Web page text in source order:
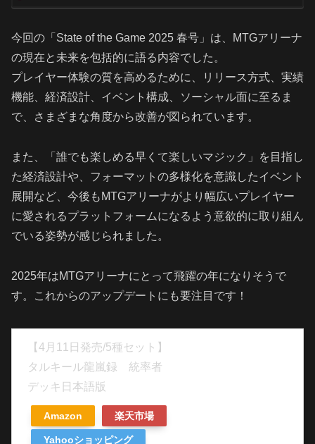
今回の「State of the Game 2025 春号」は、MTGアリーナ
の現在と未来を包括的に語る内容でした。
プレイヤー体験の質を高めるために、リリース方式、実績
機能、経済設計、イベント構成、ソーシャル面に至るま
で、さまざまな角度から改善が図られています。
また、「誰でも楽しめる早くて楽しいマジック」を目指し
た経済設計や、フォーマットの多様化を意識したイベント
展開など、今後もMTGアリーナがより幅広いプレイヤー
に愛されるプラットフォームになるよう意欲的に取り組ん
でいる姿勢が感じられました。
2025年はMTGアリーナにとって飛躍の年になりそうで
す。これからのアップデートにも要注目です！
【4月11日発売/5種セット】
タルキール龍嵐録 統率者
デッキ日本語版
Amazon 楽天市場
Yahooショッピング